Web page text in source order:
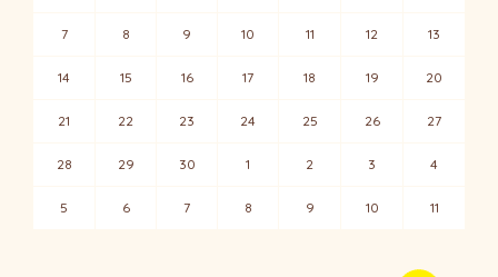
7 8 9 10 11 12 13
14 15 16 17 18 19 20
21 22 23 24 25 26 27
28 29 30 1 2 3 4
5 6 7 8 9 10 11